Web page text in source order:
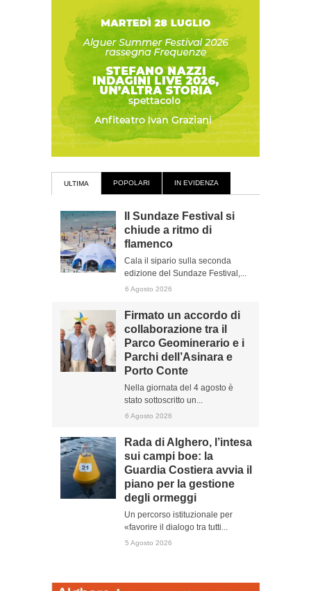
ULTIMA POPOLARI IN EVIDENZA
Il Sundaze Festival si
chiude a ritmo di
flamenco
Cala il sipario sulla seconda
edizione del Sundaze Festival,...
6 Agosto 2026
Firmato un accordo di
collaborazione tra il
Parco Geominerario e i
Parchi dell’Asinara e
Porto Conte
Nella giornata del 4 agosto è
stato sottoscritto un...
6 Agosto 2026
Rada di Alghero, l’intesa
sui campi boe: la
Guardia Costiera avvia il
piano per la gestione
degli ormeggi
Un percorso istituzionale per
«favorire il dialogo tra tutti...
5 Agosto 2026